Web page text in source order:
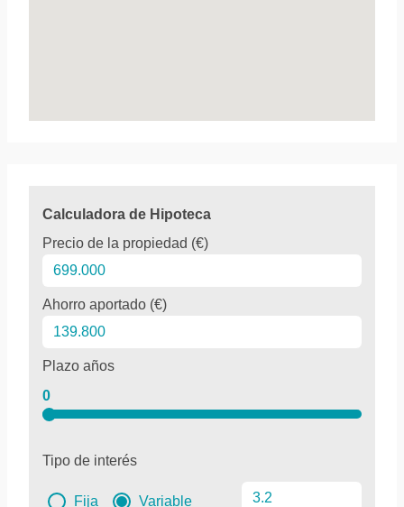
Calculadora de Hipoteca
Precio de la propiedad (€)
Ahorro aportado (€)
Plazo años
0
Tipo de interés
Fija Variable